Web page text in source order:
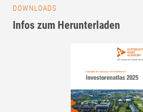
DOWNLOADS
Infos zum Herunterladen